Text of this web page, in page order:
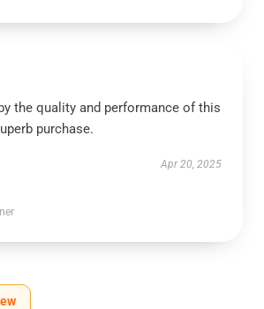
the quality and performance of this
purchase.
Apr 20, 2025